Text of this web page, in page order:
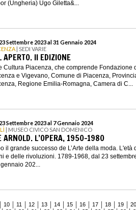
(Ungheria) Ugo Giletta&...
Settembre 2023 al 31 Gennaio 2024
| SEDI VARIE
APERTO. II EDIZIONE
Cultura Piacenza, che comprende Fondazione
e Vigevano, Comune di Piacenza,
Regione Emilia-Romagna, Camera di C...
Settembre 2023 al 7 Gennaio 2024
| MUSEO CIVICO SAN DOMENICO
ARNOLD. L’OPERA, 1950-1980
il grande successo de L’Arte della moda. L'età
e delle rivoluzioni. 1789-1968, dal 23
202...
10 11 12 13 14 15 16 17 18 19
20